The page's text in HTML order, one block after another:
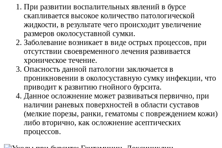
При развитии воспалительных явлений в бурсе
скапливается высокое количество патологической
жидкости, в результате чего происходит увеличение
размеров околосуставной сумки.
Заболевание возникает в виде острых процессов, при
отсутствии своевременного лечения развивается
хроническое течение.
Опасность данной патологии заключается в
проникновении в околосуставную сумку инфекции, что
приводит к развитию гнойного бурсита.
Данное осложнение может развиваться первично, при
наличии раневых поверхностей в области суставов
(мелкие порезы, ранки, гематомы с повреждением кожи)
либо вторично, как осложнение асептических
процессов.